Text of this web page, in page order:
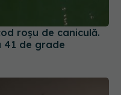
roșu de caniculă.
41 de grade